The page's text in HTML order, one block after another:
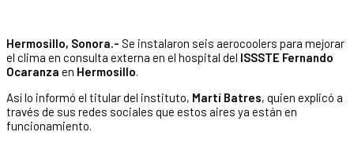
Hermosillo, Sonora.- Se instalaron seis aerocoolers para mejorar
el clima en consulta externa en el hospital del ISSSTE Fernando
Ocaranza en Hermosillo.
Así lo informó el titular del instituto, Martí Batres, quien explicó a
través de sus redes sociales que estos aires ya están en
funcionamiento.